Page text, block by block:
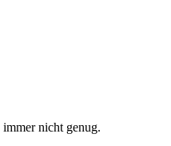
nicht genug.